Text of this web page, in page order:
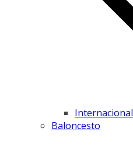
Internacional
Baloncesto